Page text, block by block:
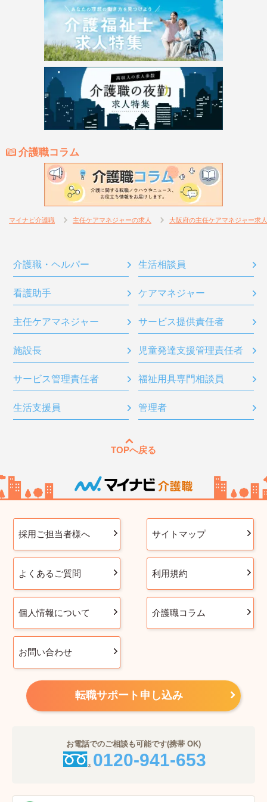
介護職コラム
マイナビ介護職 主任ケアマネジャーの求人 大阪府の主任ケアマネジャー求人
介護職・ヘルパー 生活相談員
看護助手 ケアマネジャー
主任ケアマネジャー サービス提供責任者
施設長 児童発達支援管理責任者
サービス管理責任者 福祉用具専門相談員
生活支援員 管理者
TOPへ戻る
採用ご担当者様へ サイトマップ
よくあるご質問 利用規約
個人情報について 介護職コラム
お問い合わせ
転職サポート申し込み
お電話でのご相談も可能です(携帯 OK)
0120-941-653